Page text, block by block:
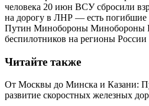
человека 20 июн ВСУ сбросили
на дорогу в ЛНР — есть
Путин Минобороны Минобороны
беспилотников на регионы России
Читайте также
От Москвы до Минска и Казани:
развитие скоростных железных